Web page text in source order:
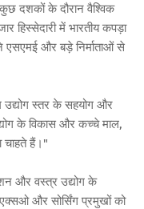
दशकों के दौरान वैश्विक
हिस्सेदारी में भारतीय कपड़ा
एसएमई और बड़े निर्माताओं से
स्तर के सहयोग और
के विकास और कच्चे माल,
चाहते हैं।"
और वस्त्र उद्योग के
और सोर्सिंग प्रमुखों को